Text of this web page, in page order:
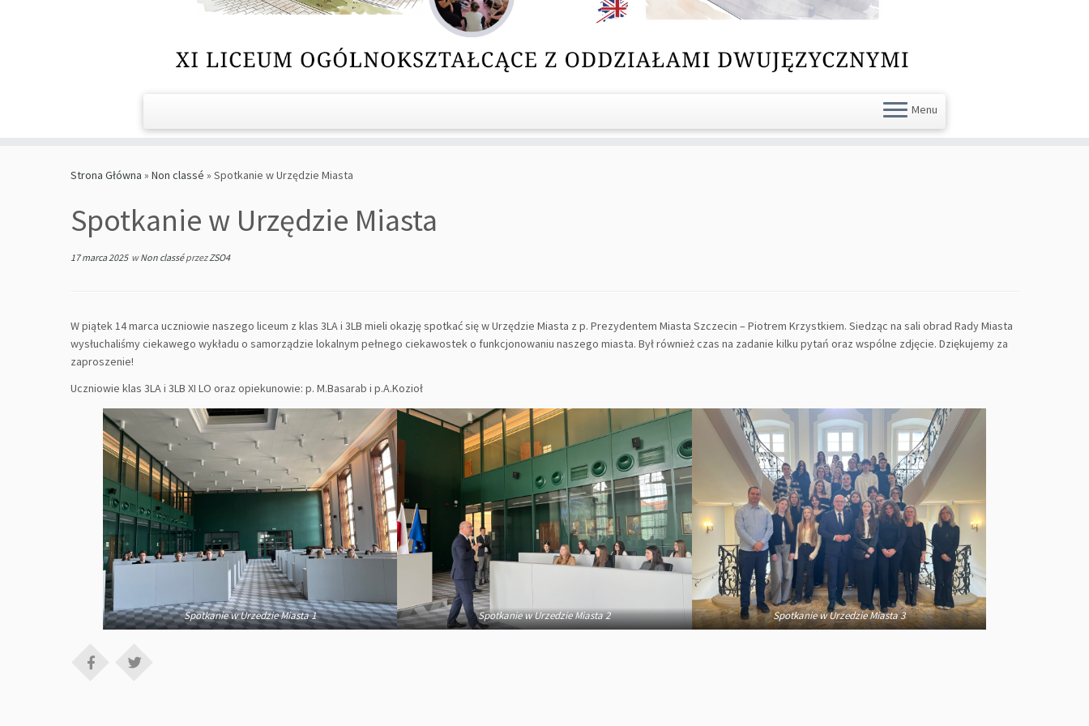
Menu
Strona Główna » Non classé » Spotkanie w Urzędzie Miasta
Spotkanie w Urzędzie Miasta
17 marca 2025wNon classéprzezZSO4
W piątek 14 marca uczniowie naszego liceum z klas 3LA i 3LB mieli okazję spotkać się w Urzędzie Miasta z p. Prezydentem Miasta Szczecin – Piotrem Krzystkiem. Siedząc na sali obrad Rady Miasta
wysłuchaliśmy ciekawego wykładu o samorządzie lokalnym pełnego ciekawostek o funkcjonowaniu naszego miasta. Był również czas na zadanie kilku pytań oraz wspólne zdjęcie. Dziękujemy za
zaproszenie!
Uczniowie klas 3LA i 3LB XI LO oraz opiekunowie: p. M.Basarab i p.A.Kozioł
Spotkanie w Urzedzie Miasta 1 Spotkanie w Urzedzie Miasta 2 Spotkanie w Urzedzie Miasta 3